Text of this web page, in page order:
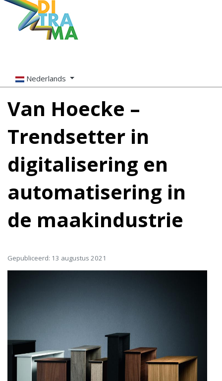
Nederlands
Van Hoecke –
Trendsetter in
digitalisering en
automatisering in
de maakindustrie
Gepubliceerd: 13 augustus 2021